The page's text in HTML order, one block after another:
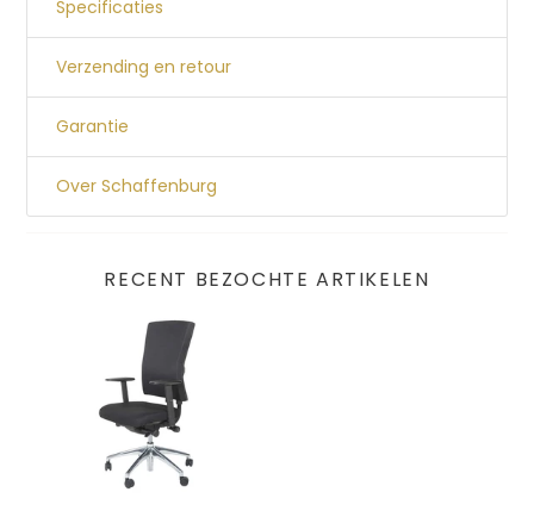
Specificaties
Verzending en retour
Garantie
Over Schaffenburg
RECENT BEZOCHTE ARTIKELEN